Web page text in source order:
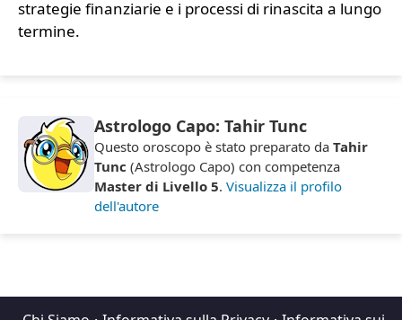
strategie finanziarie e i processi di rinascita a lungo
termine.
Astrologo Capo: Tahir Tunc
Questo oroscopo è stato preparato da Tahir
Tunc (Astrologo Capo) con competenza
Master di Livello 5. Visualizza il profilo
dell'autore